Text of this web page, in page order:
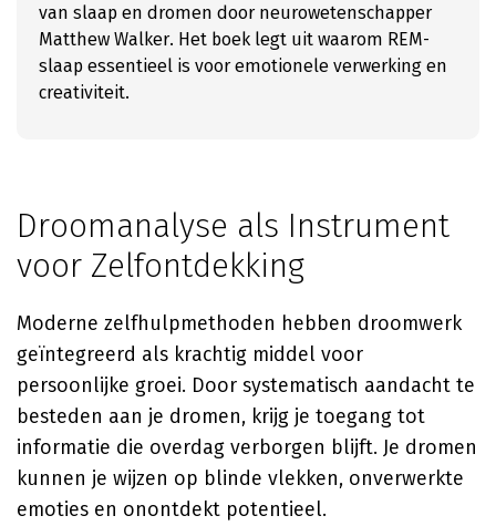
van slaap en dromen door neurowetenschapper
Matthew Walker. Het boek legt uit waarom REM-
slaap essentieel is voor emotionele verwerking en
creativiteit.
Droomanalyse als Instrument
voor Zelfontdekking
Moderne zelfhulpmethoden hebben droomwerk
geïntegreerd als krachtig middel voor
persoonlijke groei. Door systematisch aandacht te
besteden aan je dromen, krijg je toegang tot
informatie die overdag verborgen blijft. Je dromen
kunnen je wijzen op blinde vlekken, onverwerkte
emoties en onontdekt potentieel.